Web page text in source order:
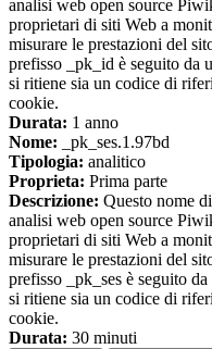
analisi web open source
proprietari di siti Web a
misurare le prestazioni del
prefisso _pk_id è seguito da
si ritiene sia un codice di
cookie.
Durata: 1 anno
Nome: _pk_ses.1.97bd
Tipologia: analitico
Proprieta: Prima parte
Descrizione: Questo nome
analisi web open source
proprietari di siti Web a
misurare le prestazioni del
prefisso _pk_ses è seguito
si ritiene sia un codice di
cookie.
Durata: 30 minuti